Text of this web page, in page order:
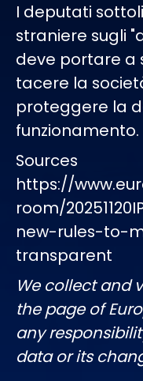
I deputati
straniere sugli
deve portare a
tacere la
proteggere la
funzionamento.
Sources
https://
room/
new-rules-to-
transparent
We collect and
the page of
any
data or its